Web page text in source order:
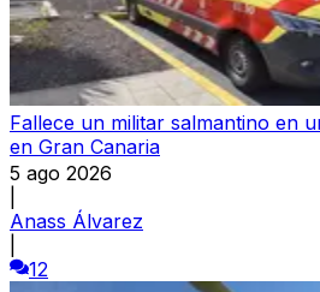
Fallece un militar salmantino en
en Gran Canaria
5 ago 2026
Anass Álvarez
12